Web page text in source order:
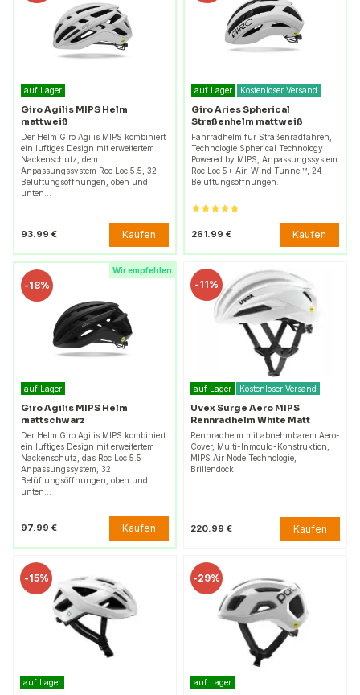
auf Lager
Giro Agilis MIPS Helm
mattweiß
Der Helm Giro Agilis MIPS kombiniert
ein luftiges Design mit erweitertem
Nackenschutz, dem
Anpassungssystem Roc Loc 5.5, 32
Belüftungsöffnungen, oben und
unten…
93.99 € Kaufen
auf Lager Kostenloser Versand
Giro Aries Spherical
Straßenhelm mattweiß
Fahrradhelm für Straßenradfahren,
Technologie Spherical Technology
Powered by MIPS, Anpassungssystem
Roc Loc 5+ Air, Wind Tunnel™, 24
Belüftungsöffnungen.
261.99 € Kaufen
Wir empfehlen
-18%
auf Lager
Giro Agilis MIPS Helm
mattschwarz
Der Helm Giro Agilis MIPS kombiniert
ein luftiges Design mit erweitertem
Nackenschutz, das Roc Loc 5.5
Anpassungssystem, 32
Belüftungsöffnungen, oben und
unten…
97.99 € Kaufen
-11%
auf Lager Kostenloser Versand
Uvex Surge Aero MIPS
Rennradhelm White Matt
Rennradhelm mit abnehmbarem Aero-
Cover, Multi-Inmould-Konstruktion,
MIPS Air Node Technologie,
Brillendock.
220.99 € Kaufen
-15%
auf Lager
-29%
auf Lager